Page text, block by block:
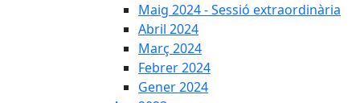
Maig 2024 - Sessió extraordinària
Abril 2024
Març 2024
Febrer 2024
Gener 2024